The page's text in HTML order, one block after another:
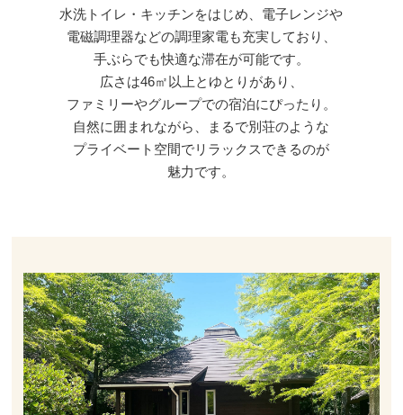
水洗トイレ・キッチンをはじめ、電子レンジや
電磁調理器などの調理家電も充実しており、
手ぶらでも快適な滞在が可能です。
広さは46㎡以上とゆとりがあり、
ファミリーやグループでの宿泊にぴったり。
自然に囲まれながら、まるで別荘のような
プライベート空間でリラックスできるのが
魅力です。